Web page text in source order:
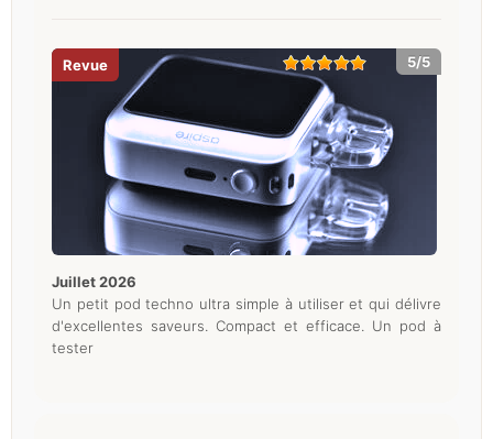
5/5
juillet 2026
Un petit pod techno ultra simple à utiliser et qui délivre
d'excellentes saveurs. Compact et efficace. Un pod à
tester